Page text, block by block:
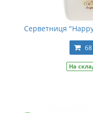
Серветниця
68
На